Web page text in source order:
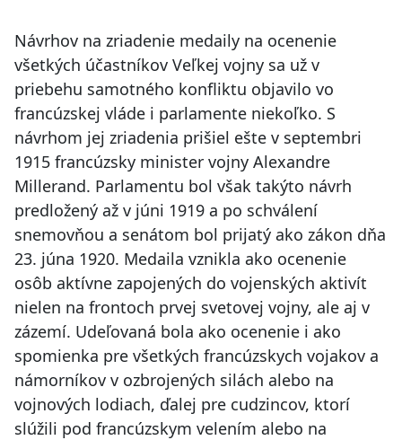
Návrhov na zriadenie medaily na ocenenie
všetkých účastníkov Veľkej vojny sa už v
priebehu samotného konfliktu objavilo vo
francúzskej vláde i parlamente niekoľko. S
návrhom jej zriadenia prišiel ešte v septembri
1915 francúzsky minister vojny Alexandre
Millerand. Parlamentu bol však takýto návrh
predložený až v júni 1919 a po schválení
snemovňou a senátom bol prijatý ako zákon dňa
23. júna 1920. Medaila vznikla ako ocenenie
osôb aktívne zapojených do vojenských aktivít
nielen na frontoch prvej svetovej vojny, ale aj v
zázemí. Udeľovaná bola ako ocenenie i ako
spomienka pre všetkých francúzskych vojakov a
námorníkov v ozbrojených silách alebo na
vojnových lodiach, ďalej pre cudzincov, ktorí
slúžili pod francúzskym velením alebo na